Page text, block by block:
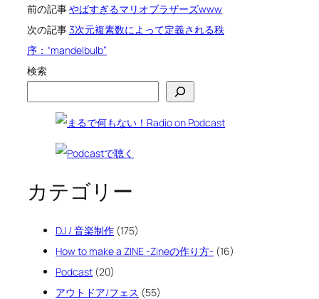
前の記事やばすぎるマリオブラザーズwww
次の記事3次元複素数によって定義される秩
序：“mandelbulb”
検索
カテゴリー
DJ / 音楽制作 (175)
How to make a ZINE -Zineの作り方- (16)
Podcast (20)
アウトドア/フェス (55)